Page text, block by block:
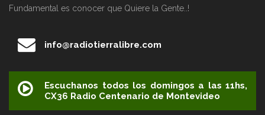
Fundamental es conocer que Quiere la Gente..!
info@radiotierralibre.com
Escuchanos todos los domingos a las 11hs,
CX36 Radio Centenario de Montevideo